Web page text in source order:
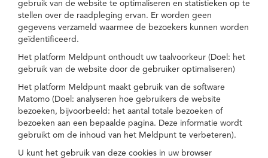
gebruik van de website te optimaliseren en statistieken op te
stellen over de raadpleging ervan. Er worden geen
gegevens verzameld waarmee de bezoekers kunnen worden
geïdentificeerd.
Het platform Meldpunt onthoudt uw taalvoorkeur (Doel: het
gebruik van de website door de gebruiker optimaliseren)
Het platform Meldpunt maakt gebruik van de software
Matomo (Doel: analyseren hoe gebruikers de website
bezoeken, bijvoorbeeld: het aantal totale bezoeken of
bezoeken aan een bepaalde pagina. Deze informatie wordt
gebruikt om de inhoud van het Meldpunt te verbeteren).
U kunt het gebruik van deze cookies in uw browser